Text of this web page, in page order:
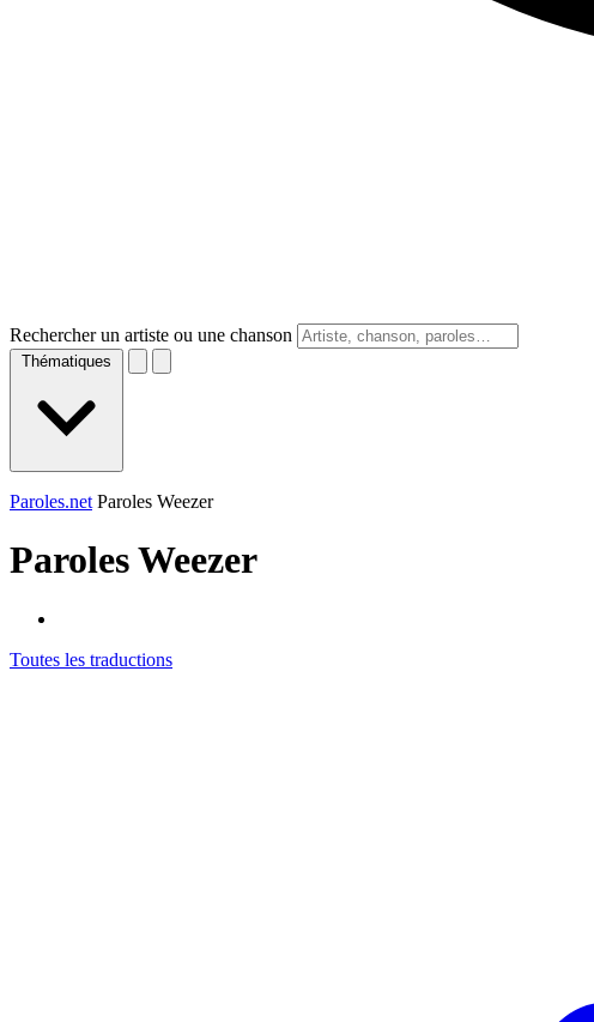
Rechercher un artiste ou une chanson
Thématiques
Paroles.net Paroles Weezer
ParolesWeezer
Toutes les traductions